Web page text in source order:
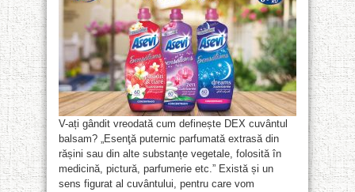
V-ați gândit vreodată cum definește DEX cuvântul
balsam? „Esenţă puternic parfumată extrasă din
rășini sau din alte substanțe vegetale, folosită în
medicină, pictură, parfumerie etc.” Există și un
sens figurat al cuvântului, pentru care vom